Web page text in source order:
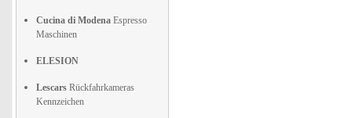
Cucina di Modena Espresso
Maschinen
ELESION
Lescars Rückfahrkameras
Kennzeichen